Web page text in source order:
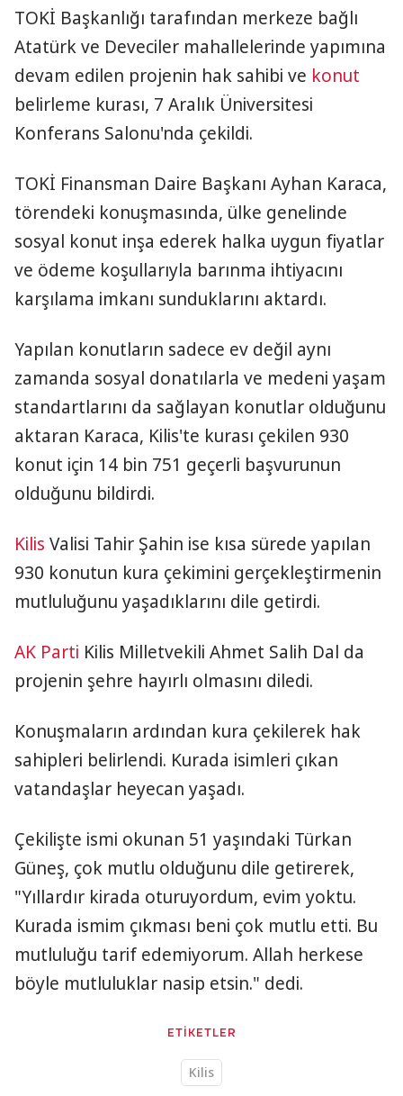
TOKİ Başkanlığı tarafından merkeze bağlı
Atatürk ve Deveciler mahallelerinde yapımına
devam edilen projenin hak sahibi ve konut
belirleme kurası, 7 Aralık Üniversitesi
Konferans Salonu'nda çekildi.
TOKİ Finansman Daire Başkanı Ayhan Karaca,
törendeki konuşmasında, ülke genelinde
sosyal konut inşa ederek halka uygun fiyatlar
ve ödeme koşullarıyla barınma ihtiyacını
karşılama imkanı sunduklarını aktardı.
Yapılan konutların sadece ev değil aynı
zamanda sosyal donatılarla ve medeni yaşam
standartlarını da sağlayan konutlar olduğunu
aktaran Karaca, Kilis'te kurası çekilen 930
konut için 14 bin 751 geçerli başvurunun
olduğunu bildirdi.
Kilis Valisi Tahir Şahin ise kısa sürede yapılan
930 konutun kura çekimini gerçekleştirmenin
mutluluğunu yaşadıklarını dile getirdi.
AK Parti Kilis Milletvekili Ahmet Salih Dal da
projenin şehre hayırlı olmasını diledi.
Konuşmaların ardından kura çekilerek hak
sahipleri belirlendi. Kurada isimleri çıkan
vatandaşlar heyecan yaşadı.
Çekilişte ismi okunan 51 yaşındaki Türkan
Güneş, çok mutlu olduğunu dile getirerek,
"Yıllardır kirada oturuyordum, evim yoktu.
Kurada ismim çıkması beni çok mutlu etti. Bu
mutluluğu tarif edemiyorum. Allah herkese
böyle mutluluklar nasip etsin." dedi.
ETİKETLER
Kilis